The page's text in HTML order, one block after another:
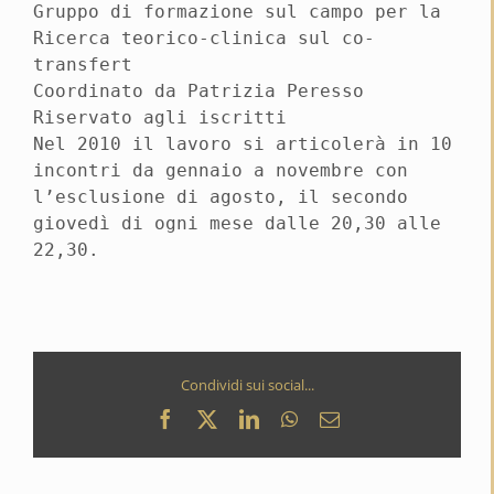
Gruppo di formazione sul campo per la
Ricerca teorico-clinica sul co-
transfert
Coordinato da Patrizia Peresso
Riservato agli iscritti
Nel 2010 il lavoro si articolerà in 10
incontri da gennaio a novembre con
l’esclusione di agosto, il secondo
giovedì di ogni mese dalle 20,30 alle
22,30.
Condividi sui social...
Facebook
X LinkedInWhatsApp
Email